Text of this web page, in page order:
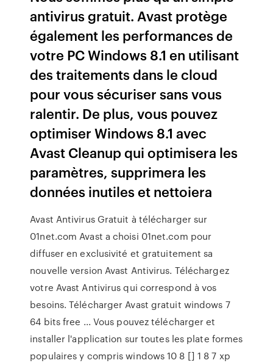
antivirus gratuit. Avast protège
également les performances de
votre PC Windows 8.1 en utilisant
des traitements dans le cloud
pour vous sécuriser sans vous
ralentir. De plus, vous pouvez
optimiser Windows 8.1 avec
Avast Cleanup qui optimisera les
paramètres, supprimera les
données inutiles et nettoiera
Avast Antivirus Gratuit à télécharger sur
01net.com Avast a choisi 01net.com pour
diffuser en exclusivité et gratuitement sa
nouvelle version Avast Antivirus. Téléchargez
votre Avast Antivirus qui correspond à vos
besoins. Télécharger Avast gratuit windows 7
64 bits free ... Vous pouvez télécharger et
installer l'application sur toutes les plate formes
populaires y compris windows 10 8 [] 1 8 7 xp